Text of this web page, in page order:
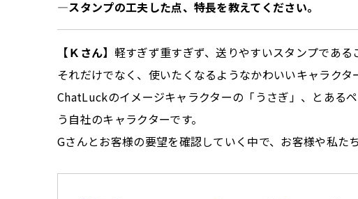
—スタンプの工夫した点、特長を教えてください。
【Ｋさん】 軽すぎず重すぎず、送りやすいスタンプである
それだけでなく、使いたくなるようなかわいいキャラクタ
ChatLuckのイメージキャラクターの「うさぎ」、とある
う自社のキャラクターです。
Gさんとお客様の要望を確認していく中で、お客様や私た